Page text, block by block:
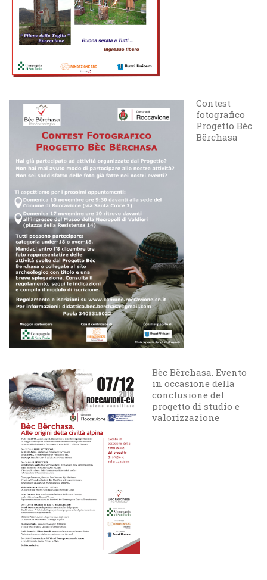
Contest
fotografico
Progetto Bèc
Bërchasa
Bèc Bërchasa. Evento
in occasione della
conclusione del
progetto di studio e
valorizzazione